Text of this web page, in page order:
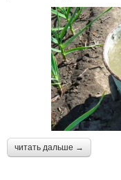
читать дальше →